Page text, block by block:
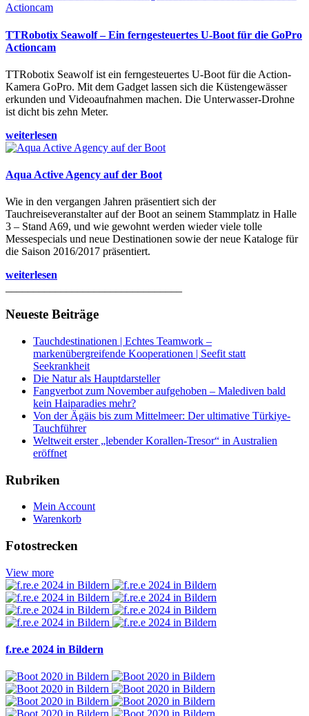
TTRobotix Seawolf – Ein ferngesteuertes U-Boot für die GoPro
Actioncam
TTRobotix Seawolf ist ein ferngesteuertes U-Boot für die Action-
Kamera GoPro. Mit dem Gadget lassen sich die Küstengewässer
erkunden und Videoaufnahmen machen. Die Unterwasser-Drohne
ist dicht bis zehn Meter.
weiterlesen
Aqua Active Agency auf der Boot
Wie in den vergangen Jahren präsentiert sich der
Tauchreiseveranstalter auf der Boot an seinem Stammplatz in Halle
3 – Stand A69, und wie gewohnt werden wieder viele tolle
Messespecials und neue Destinationen sowie der neue Kataloge für
die Saison 2016/2017 präsentiert.
weiterlesen
Neueste Beiträge
Tauchdestinationen | Echtes Teamwork –
markenübergreifende Kooperationen | Seefit statt
Seekrankheit
Die Natur als Hauptdarsteller
Fangverbot zum November aufgehoben – Malediven bald
kein Haiparadies mehr?
Von der Ägäis bis zum Mittelmeer: Der ultimative Türkiye-
Tauchführer
Weltweit erster „lebender Korallen-Tresor“ in Australien
eröffnet
Rubriken
Mein Account
Warenkorb
Fotostrecken
View more
f.re.e 2024 in Bildern